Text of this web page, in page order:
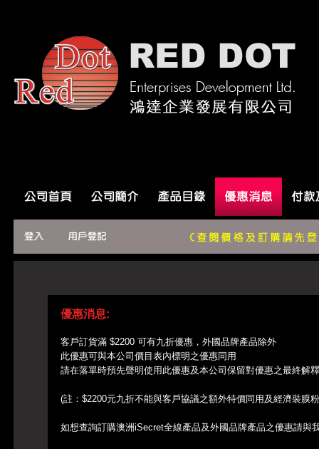
優惠消息:
客戶訂貨滿 $2200 可有九折優惠，外國品牌產品除外
此優惠可與本公司價目表內標明之優惠同用
請在落單時預先聲明使用此優惠及本公司保留對優惠之最終解
(註：$2200元九折不能與客戶協議之額外特價同用及經濟裝膜
如想查詢訂購澳洲iSecret全線產品及外國品牌產品之優惠請與